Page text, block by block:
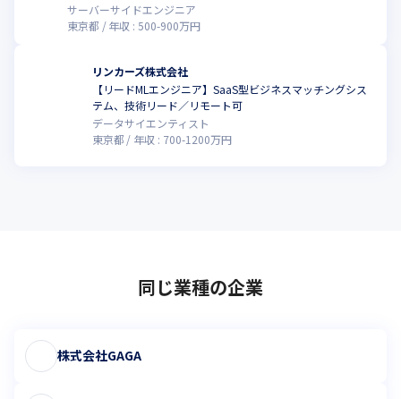
サーバーサイドエンジニア
東京都
年収 : 500-900万円
リンカーズ株式会社
【リードMLエンジニア】SaaS型ビジネスマッチングシス
テム、技術リード／リモート可
データサイエンティスト
東京都
年収 : 700-1200万円
同じ業種の企業
株式会社GAGA